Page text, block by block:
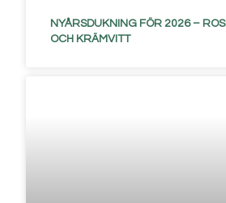
NYÅRSDUKNING FÖR 2026 –
OCH KRÄMVITT